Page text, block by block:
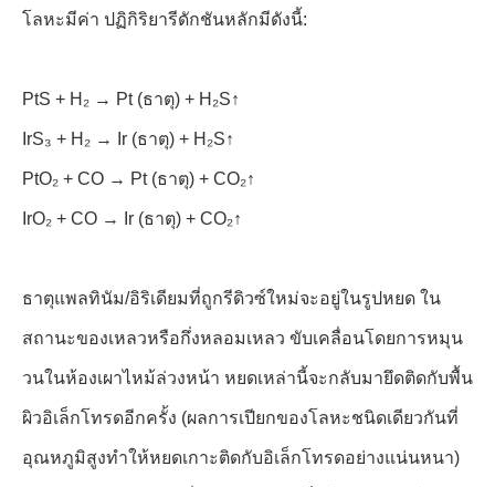
โลหะมีค่า ปฏิกิริยารีดักชันหลักมีดังนี้:
PtS + H₂ → Pt (ธาตุ) + H₂S↑
IrS₃ + H₂ → Ir (ธาตุ) + H₂S↑
PtO₂ + CO → Pt (ธาตุ) + CO₂↑
IrO₂ + CO → Ir (ธาตุ) + CO₂↑
ธาตุแพลทินัม/อิริเดียมที่ถูกรีดิวซ์ใหม่จะอยู่ในรูปหยด ใน
สถานะของเหลวหรือกึ่งหลอมเหลว ขับเคลื่อนโดยการหมุน
วนในห้องเผาไหม้ล่วงหน้า หยดเหล่านี้จะกลับมายึดติดกับพื้น
ผิวอิเล็กโทรดอีกครั้ง (ผลการเปียกของโลหะชนิดเดียวกันที่
อุณหภูมิสูงทำให้หยดเกาะติดกับอิเล็กโทรดอย่างแน่นหนา)